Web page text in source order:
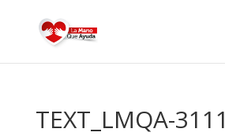
TEXT_LMQA-3111